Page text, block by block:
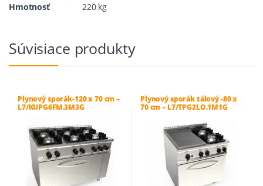
Hmotnosť
220 kg
Súvisiace produkty
Plynový sporák-120 x 70 cm –
L7/KUPG6FM.3M3G
Plynový sporák tálový -80 x
70 cm – L7/TPG2LO.1M1G